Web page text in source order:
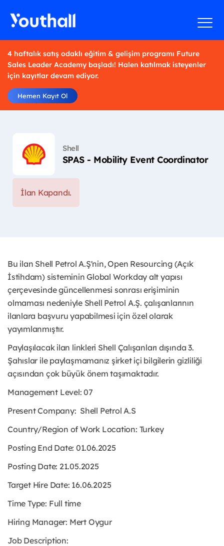
4 haftalık satış odaklı eğitim & gelişim programı Future
Sales Leader Academy başladı! Halen katılmak isteyenler
için kayıtlar devam ediyor.
Hemen Kayıt Ol
Shell
SPAS - Mobility Event Coordinator
İlan Kapandı.
Bu ilan Shell Petrol A.Ş'nin, Open Resourcing (Açık
İstihdam) sisteminin Global Workday alt yapısı
çerçevesinde güncellenmesi sonrası erişiminin
olmaması nedeniyle Shell Petrol A.Ş. çalışanlarının
ilanlara başvuru yapabilmesi için özel olarak
yayımlanmıştır.
Paylaşılacak ilan linkleri Shell Çalışanları dışında 3.
Şahıslar ile paylaşmamanız şirket içi bilgilerin gizliliği
açısından çok büyük önem taşımaktadır.
Management Level: 07
Present Company: Shell Petrol A.S
Country/Region of Work Location: Turkey
Posting End Date: 01.06.2025
Posting Date: 21.05.2025
Target Hire Date: 16.06.2025
Time Type: Full time
Hiring Manager: Mert Oygur
Job Description: